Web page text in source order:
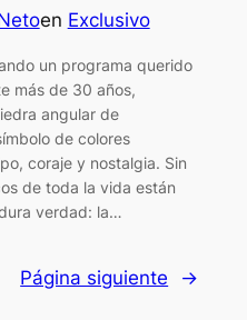
en Exclusivo
un programa querido
más de 30 años,
angular de
de colores
coraje y nostalgia. Sin
de toda la vida están
verdad: la…
Página siguiente →